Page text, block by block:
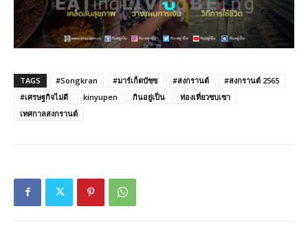
TAGS #Songkran #มาร์เก็ตบัซซ #สงกรานต์
#สงกรานต์ 2565
#เศรษฐกิจไม่ดี
kinyupen กินอยู่เป็น
ท่องเที่ยวซบเซา
เทศกาลสงกรานต์